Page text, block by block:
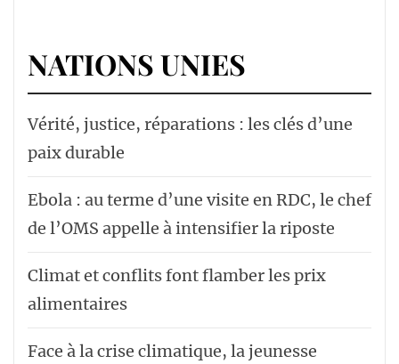
NATIONS UNIES
Vérité, justice, réparations : les clés d’une
paix durable
Ebola : au terme d’une visite en RDC, le chef
de l’OMS appelle à intensifier la riposte
Climat et conflits font flamber les prix
alimentaires
Face à la crise climatique, la jeunesse